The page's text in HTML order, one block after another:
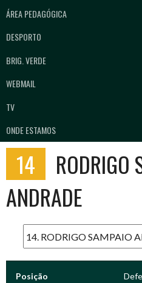
ÁREA PEDAGÓGICA
DESPORTO
BRIG. VERDE
WEBMAIL
TV
ONDE ESTAMOS
14
RODRIGO
ANDRADE
Posição